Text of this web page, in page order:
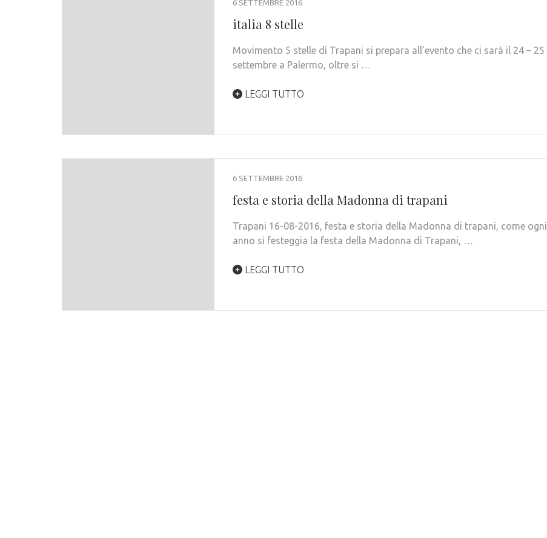
6 SETTEMBRE 2016
italia 8 stelle
Movimento 5 stelle di Trapani si prepara all’evento che ci sarà il 24 – 25
settembre a Palermo, oltre si …
LEGGI TUTTO
6 SETTEMBRE 2016
festa e storia della Madonna di trapani
Trapani 16-08-2016, festa e storia della Madonna di trapani, come ogni
anno si festeggia la festa della Madonna di Trapani, …
LEGGI TUTTO